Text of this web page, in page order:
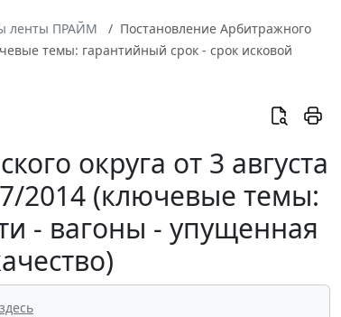
ленты ПРАЙМ
Постановление Арбитражного
темы: гарантийный срок - срок исковой
округа от 3 августа
2014 (ключевые темы:
- вагоны - упущенная
здесь